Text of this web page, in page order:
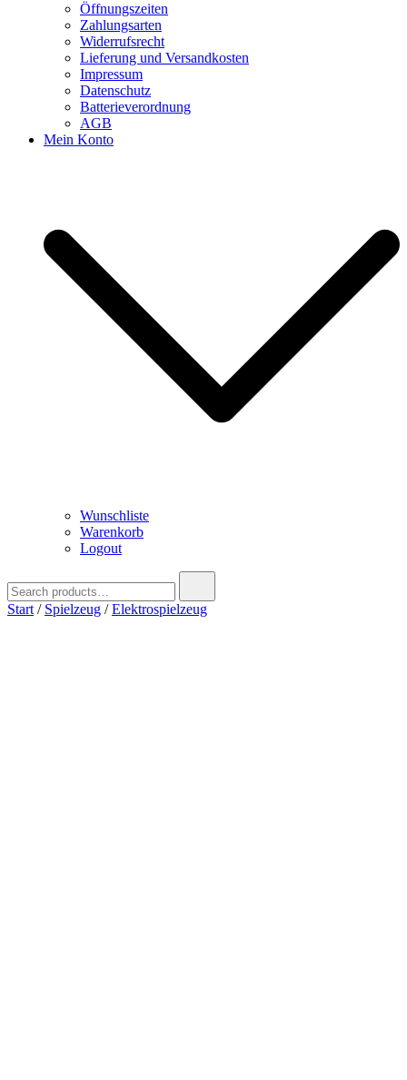
Öffnungszeiten
Zahlungsarten
Widerrufsrecht
Lieferung und Versandkosten
Impressum
Datenschutz
Batterieverordnung
AGB
Mein Konto
Wunschliste
Warenkorb
Logout
for:
Start / Spielzeug /Elektrospielzeug